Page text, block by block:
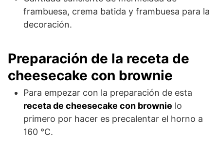
frambuesa, crema batida y frambuesa para la
decoración.
Preparación de la receta de
cheesecake con brownie
Para empezar con la preparación de esta
receta de cheesecake con brownie lo
primero por hacer es precalentar el horno a
160 °C.